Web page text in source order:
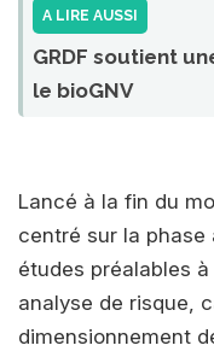
A LIRE AUSSI
GRDF soutient
le bioGNV
Lancé à la fin du
centré sur la phase
études préalables
analyse de risque,
dimensionnement